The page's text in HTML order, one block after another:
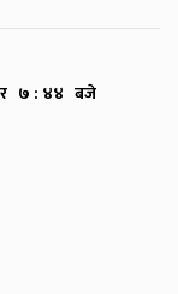
७ : ४४ बजे